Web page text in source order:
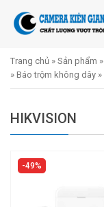
Trang chủ » Sản phẩm »
» Báo trộm không dây »
HIKVISION
49%